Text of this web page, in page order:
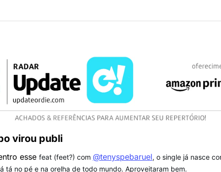
virou publi
esse feat (feet?) com @tenyspebaruel, o single já nasce
tá no pé e na orelha de todo mundo. Aproveitaram bem.